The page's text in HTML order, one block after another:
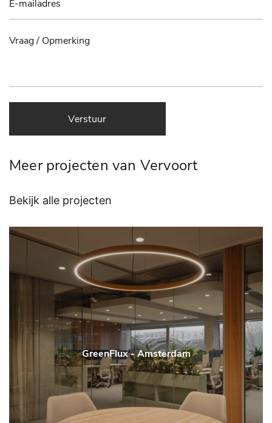
Verstuur
Meer projecten van Vervoort
Bekijk alle projecten
GreenFlux - Amsterdam